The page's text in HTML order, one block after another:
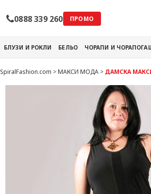
0888 339 260 ПРОМО
БЛУЗИ И РОКЛИ БЕЛЬО ЧОРАПИ И
SpiralFashion.com >МАКСИ МОДА > ДАМСКА